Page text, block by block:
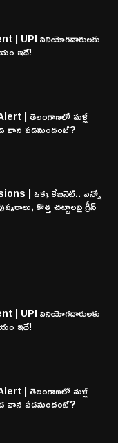
| UPI వినియోగదారులకు
ఇదే!
| తెలంగాణలో మళ్లీ
వాన పడనుందంటే?
| ఒక్క కేబినెట్.. ఎన్నో
కొత్త చట్టాలపై గ్రీన్
| UPI వినియోగదారులకు
ఇదే!
| తెలంగాణలో మళ్లీ
వాన పడనుందంటే?